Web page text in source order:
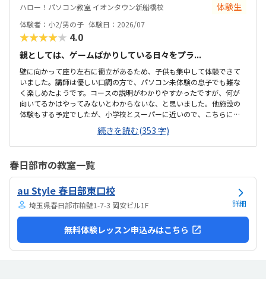
プライベートでも使えるからいいかな、と思ってます。学校で使って
いるパソコンはタッチパネルタイプなので、キーボードは打てるかな
と心配でしたが、すぐに慣れました。コマンド１つでた...
ハロー！パソコン教室 イオンタウン新船橋校 体験生
体験者：小2/男の子 体験日：2026/07
★★★★★ 4.0
親としては、ゲームばかりしている日々をプラ...
壁に向かって座り左右に衝立があるため、子供も集中して体験できて
いました。講師は優しい口調の方で、パソコン未体験の息子でも難な
く楽しめたようです。コースの説明がわかりやすかったですが、何が
向いてるかはやってみないとわからないな、と思いました。他施設の
体験もする予定でしたが、小学校とスーパーに近いので、こちらに決
めました。息子はゲーミングチェアに初めて座れて嬉しかったようで
す。開放的というよりは、落ち着いて楽しめるところが、息子には合
っていそうです。少し高いなという印象ですが、自宅のパソコンから
ました。日頃はSwitchで、マイクラやぽこあポケモンで建築を楽しん
でいます。担当の方と相談して今回のコースが向いてるんじゃないか
と勧められました。
続きを読む(353 字)
春日部市の教室一覧
au Style 春日部東口校
埼玉県春日部市粕壁1-7-3 岡安ビル1F 詳細
無料体験レッスン申込みはこちら